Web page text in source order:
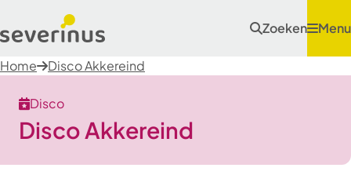
Zoeken Menu
Home Disco Akkereind
Disco
Disco Akkereind